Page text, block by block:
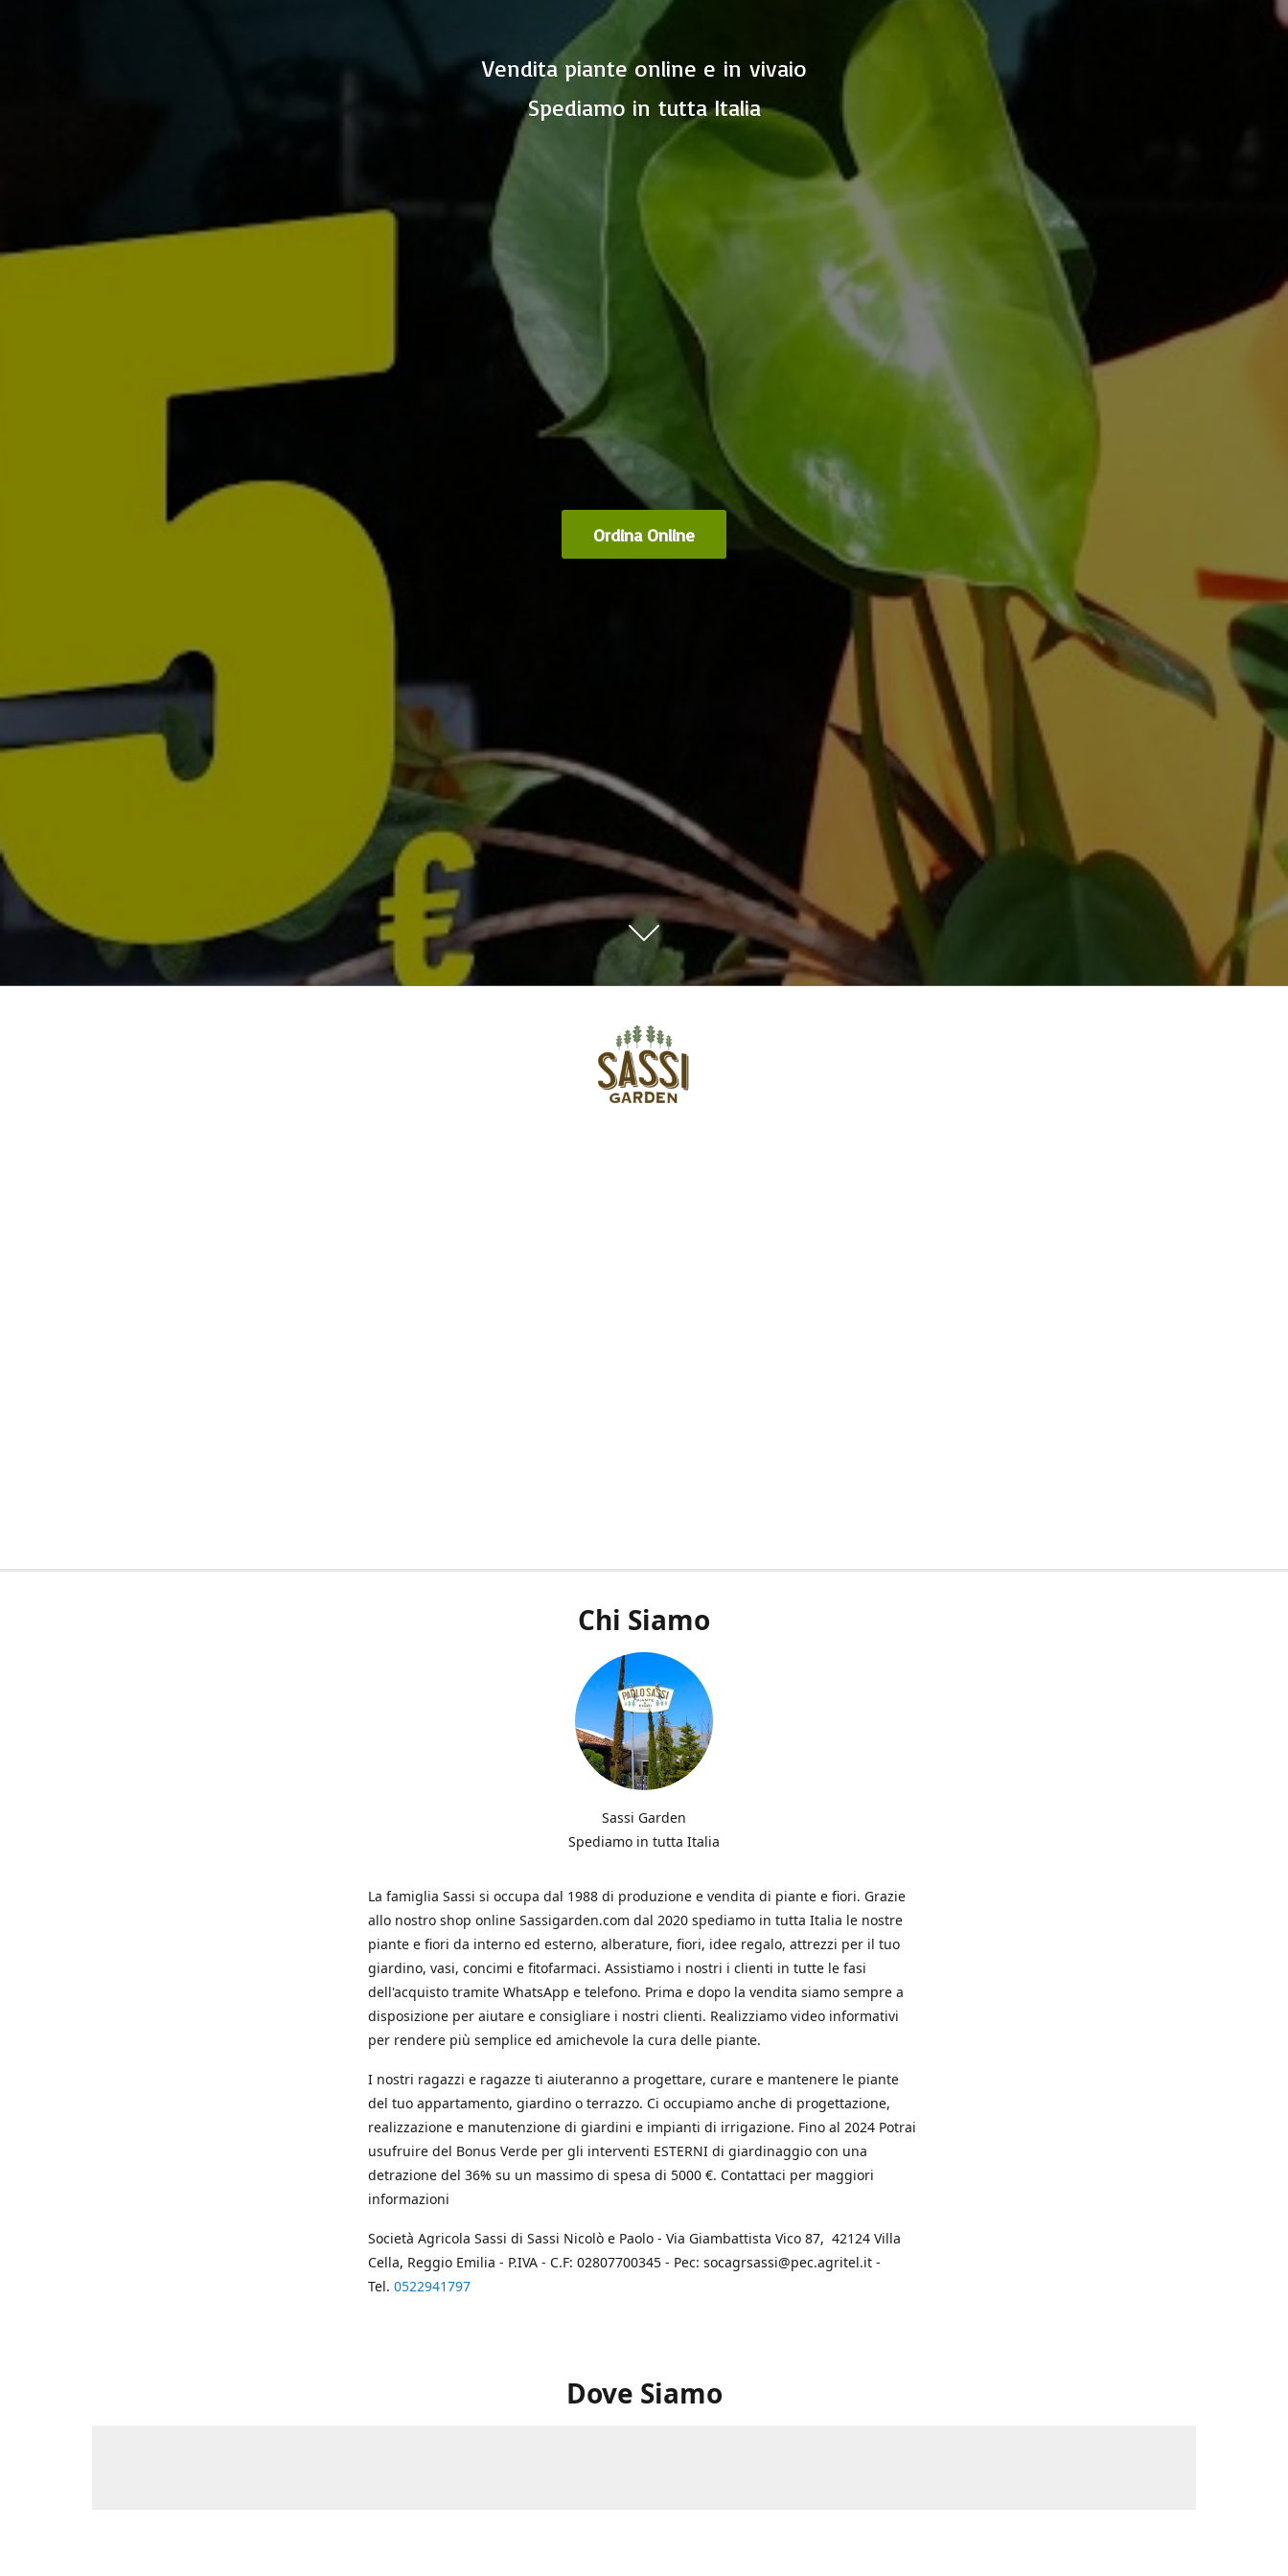
Vendita piante online e in vivaio
Spediamo in tutta Italia
Ordina Online
Chi Siamo
Sassi Garden
Spediamo in tutta Italia
La famiglia Sassi si occupa dal 1988 di produzione e vendita di piante e fiori. Grazie
allo nostro shop online Sassigarden.com dal 2020 spediamo in tutta Italia le nostre
piante e fiori da interno ed esterno, alberature, fiori, idee regalo, attrezzi per il tuo
giardino, vasi, concimi e fitofarmaci. Assistiamo i nostri i clienti in tutte le fasi
dell'acquisto tramite WhatsApp e telefono. Prima e dopo la vendita siamo sempre a
disposizione per aiutare e consigliare i nostri clienti. Realizziamo video informativi
per rendere più semplice ed amichevole la cura delle piante.
I nostri ragazzi e ragazze ti aiuteranno a progettare, curare e mantenere le piante
del tuo appartamento, giardino o terrazzo. Ci occupiamo anche di progettazione,
realizzazione e manutenzione di giardini e impianti di irrigazione. Fino al 2024 Potrai
usufruire del Bonus Verde per gli interventi ESTERNI di giardinaggio con una
detrazione del 36% su un massimo di spesa di 5000 €. Contattaci per maggiori
informazioni
Società Agricola Sassi di Sassi Nicolò e Paolo - Via Giambattista Vico 87, 42124 Villa
Cella, Reggio Emilia - P.IVA - C.F: 02807700345 - Pec: socagrsassi@pec.agritel.it -
Tel. 0522941797
Dove Siamo